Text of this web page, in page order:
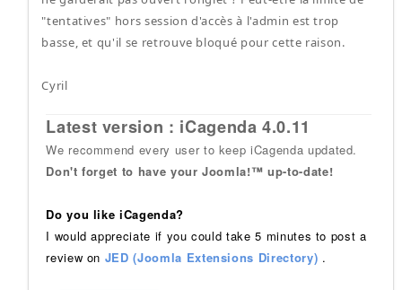
"tentatives" hors session d'accès à l'admin est trop
basse, et qu'il se retrouve bloqué pour cette raison.
Cyril
Latest version : iCagenda 4.0.11
We recommend every user to keep iCagenda updated.
Don't forget to have your Joomla!™ up-to-date!
Do you like iCagenda?
I would appreciate if you could take 5 minutes to post a
review on JED (Joomla Extensions Directory) .